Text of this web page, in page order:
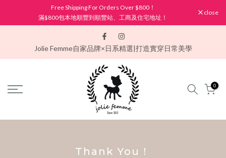
Free Shipping For Orders Over $800！
滿$800包本地順豐到順豐站、工商及住宅地址！
close
Jolie Femme自家品牌×日系精選|打造實穿日常美學
0
Thank You！